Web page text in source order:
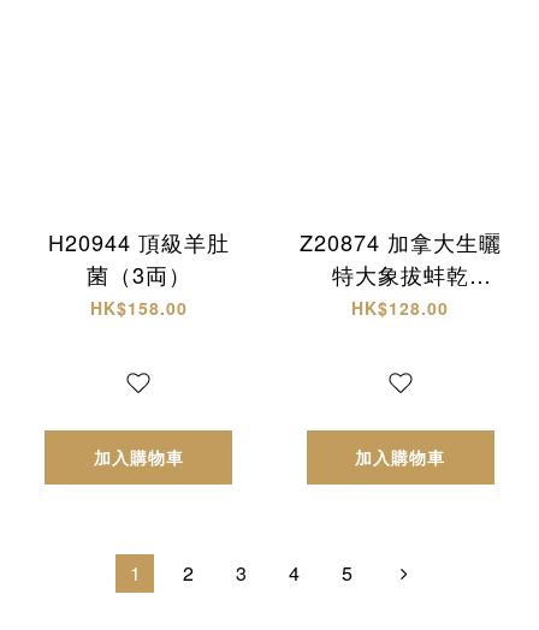
H20944 頂級羊肚
菌（3両）
HK$158.00
加入購物車
Z20874 加拿大生曬
特大象拔蚌乾
(L)+西非原隻有腌
禮盒✨
HK$128.00
加入購物車
1 2 3 4 5